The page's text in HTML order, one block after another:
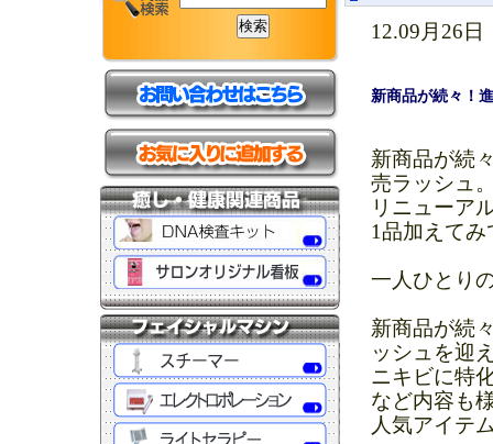
ト商品一覧
能商品一覧
12.09月26日
新商品が続々！
新商品が続
売ラッシュ
リニューア
1品加えて
一人ひとり
新商品が続
ッシュを迎
ニキビに特
など内容も
人気アイテ